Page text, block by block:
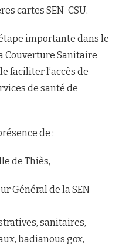
cartes SEN-CSU.
importante dans le
Couverture Sanitaire
faciliter l’accès de
de santé de
de :
de Thiès,
Général de la SEN-
sanitaires,
badianous gox,